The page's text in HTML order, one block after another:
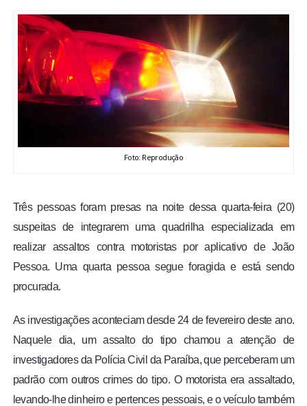
ESPORTES
ENTRETENIMENTO
ENQUETE
COLUNISTAS
Foto: Reprodução
Três pessoas foram presas na noite dessa quarta-feira (20)
suspeitas de integrarem uma quadrilha especializada em
realizar assaltos contra motoristas por aplicativo de João
Pessoa. Uma quarta pessoa segue foragida e está sendo
procurada.
As investigações aconteciam desde 24 de fevereiro deste ano.
Naquele dia, um assalto do tipo chamou a atenção de
investigadores da Polícia Civil da Paraíba, que perceberam um
padrão com outros crimes do tipo. O motorista era assaltado,
levando-lhe dinheiro e pertences pessoais, e o veículo também